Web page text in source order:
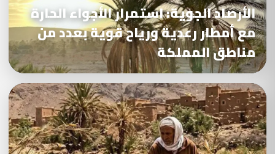
الأرصاد الجوية: استمرار الأجواء الحارة
مع أمطار رعدية ورياح قوية بعدد من
مناطق المملكة